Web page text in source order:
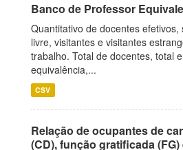
Banco de Professor
Quantitativo de docentes efetivos,
livre, visitantes e visitantes
trabalho. Total de docentes, total
equivalência,...
CSV
Relação de ocupantes de
(CD), função gratificada (FG)